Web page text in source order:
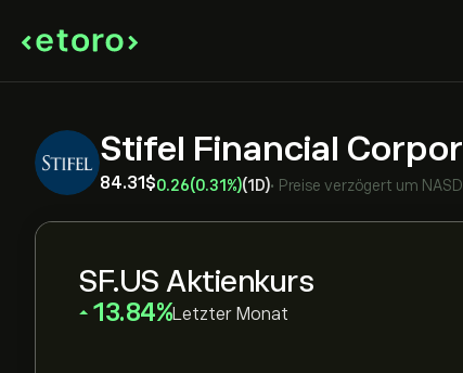
Stifel Financial
84.31‎$‎0.26(0.31%)(1D)• Preise verzögert um
SF.US Aktienkurs
‎13.84‎ Letzter Monat